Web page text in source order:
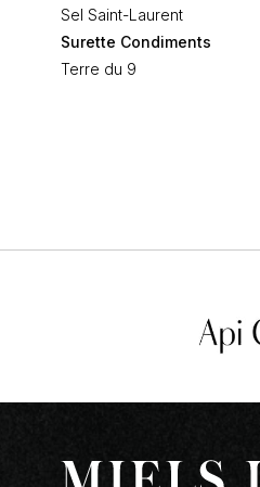
Sel Saint-Laurent
Surette Condiments
Terre du 9